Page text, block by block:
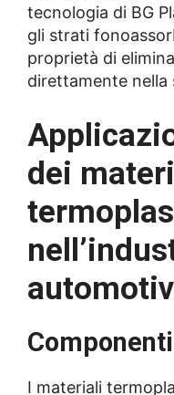
tecnologia di BG
gli strati
proprietà di
direttamente
dei
I materiali